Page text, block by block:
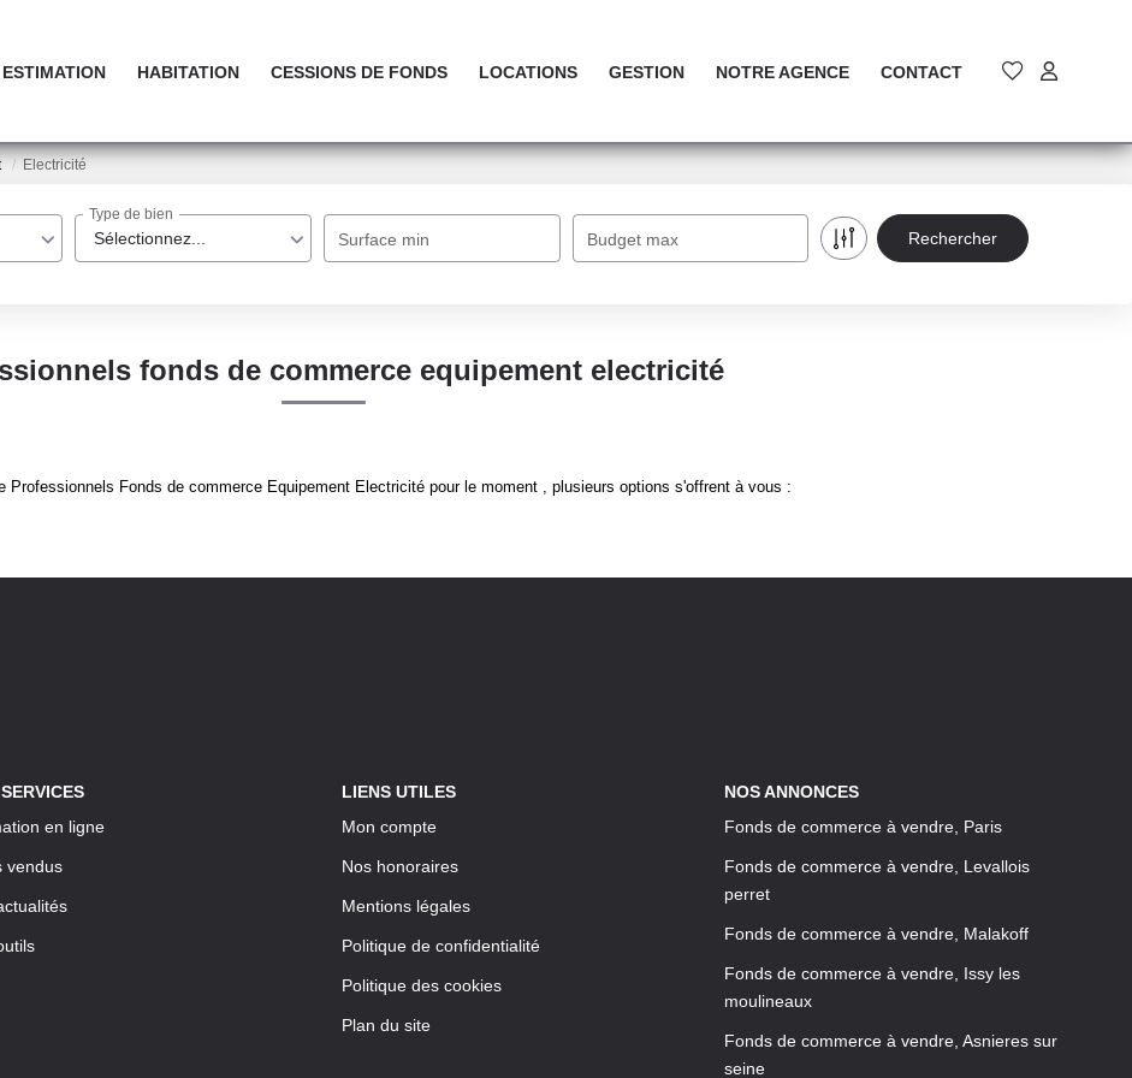
ESTIMATION HABITATION CESSIONS DE FONDS LOCATIONS GESTION NOTRE AGENCE CONTACT
Electricité
Sélectionnez...
Type de bien
Surface min Budget max
fonds de commerce equipement electricité
Professionnels Fonds de commerce Equipement Electricité pour le moment , plusieurs options s'offrent à vous :
en ligne
vendus
LIENS UTILES
Mon compte
Nos honoraires
Mentions légales
Politique de confidentialité
Politique des cookies
Plan du site
NOS ANNONCES
Fonds de commerce à vendre, Paris
Fonds de commerce à vendre, Levallois
perret
Fonds de commerce à vendre, Malakoff
Fonds de commerce à vendre, Issy les
moulineaux
Fonds de commerce à vendre, Asnieres sur
seine